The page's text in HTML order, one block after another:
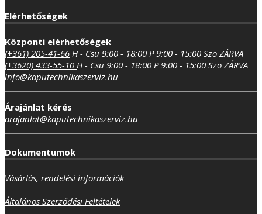
Elérhetőségek
Központi elérhetőségek
(+361) 205-41-66 H - Csü 9:00 - 18:00 P 9:00 - 15:00 Szo ZÁRVA
(+3620) 433-55-10 H - Csü 9:00 - 18:00 P 9:00 - 15:00 Szo ZÁRVA
info@kaputechnikaszerviz.hu
Árajánlat kérés
arajanlat@kaputechnikaszerviz.hu
Dokumentumok
Vásárlás, rendelési információk
Általános Szerződési Feltételek